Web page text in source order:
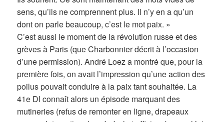
sens, qu’ils ne comprennent plus. Il n’y en a qu’un
dont on parle beaucoup, c’est le mot paix. »
C’est aussi le moment de la révolution russe et des
grèves à Paris (que Charbonnier décrit à l’occasion
d’une permission). André Loez a montré que, pour la
première fois, on avait l’impression qu’une action des
poilus pouvait conduire à la paix tant souhaitée. La
41e DI connaît alors un épisode marquant des
mutineries (refus de remonter en ligne, drapeaux